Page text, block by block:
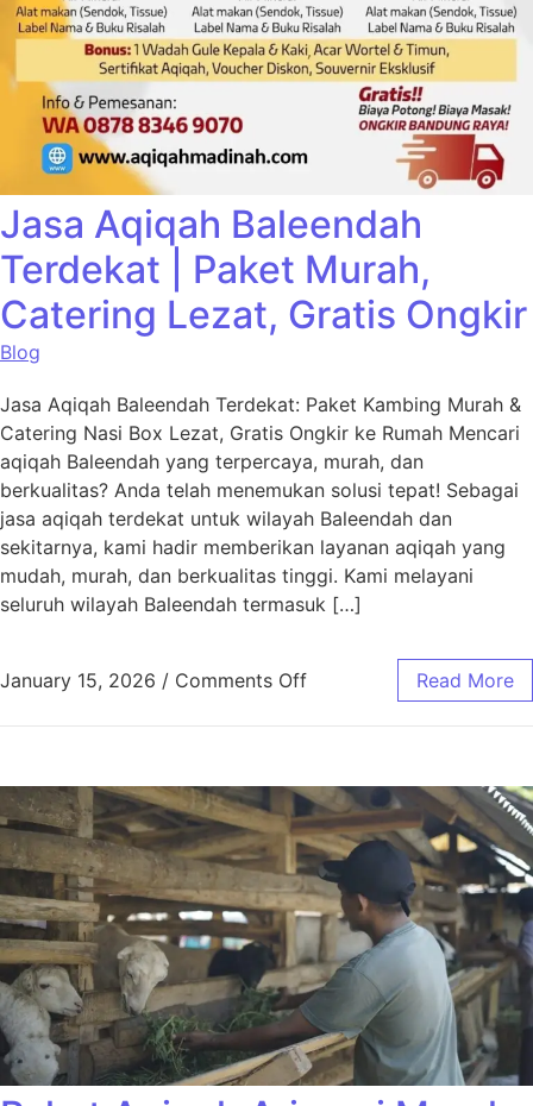
Jasa Aqiqah Baleendah
Terdekat | Paket Murah,
Catering Lezat, Gratis Ongkir
Blog
Jasa Aqiqah Baleendah Terdekat: Paket Kambing Murah &
Catering Nasi Box Lezat, Gratis Ongkir ke Rumah Mencari
aqiqah Baleendah yang terpercaya, murah, dan
berkualitas? Anda telah menemukan solusi tepat! Sebagai
jasa aqiqah terdekat untuk wilayah Baleendah dan
sekitarnya, kami hadir memberikan layanan aqiqah yang
mudah, murah, dan berkualitas tinggi. Kami melayani
seluruh wilayah Baleendah termasuk […]
January 15, 2026 / Comments Off Read More